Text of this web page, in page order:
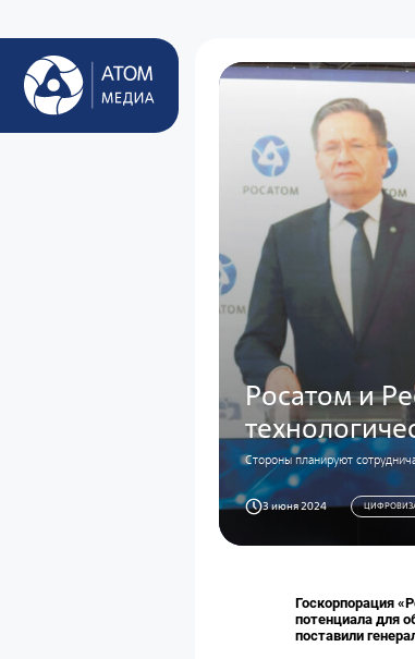
Росатом и
Стороны планируют
3 июня 2024
Госкорпорация
потенциала для
поставили